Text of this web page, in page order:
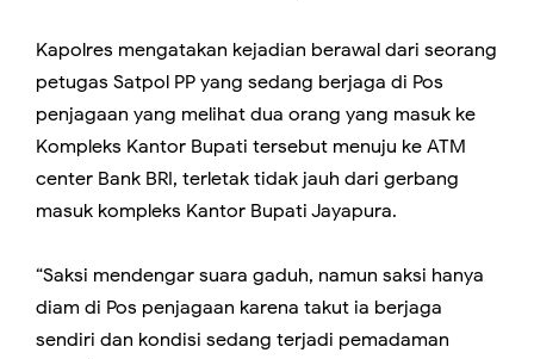
Kapolres mengatakan kejadian berawal dari seorang
petugas Satpol PP yang sedang berjaga di Pos
penjagaan yang melihat dua orang yang masuk ke
Kompleks Kantor Bupati tersebut menuju ke ATM
center Bank BRI, terletak tidak jauh dari gerbang
masuk kompleks Kantor Bupati Jayapura.
“Saksi mendengar suara gaduh, namun saksi hanya
diam di Pos penjagaan karena takut ia berjaga
sendiri dan kondisi sedang terjadi pemadaman